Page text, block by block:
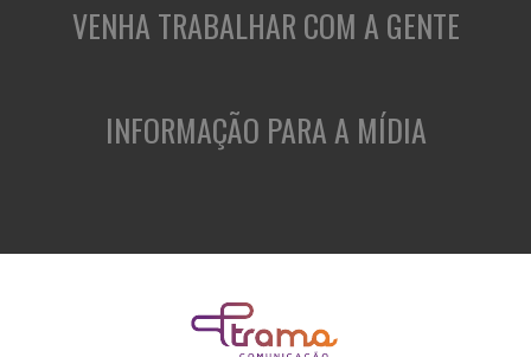
VENHA TRABALHAR COM A GENTE
INFORMAÇÃO PARA A MÍDIA